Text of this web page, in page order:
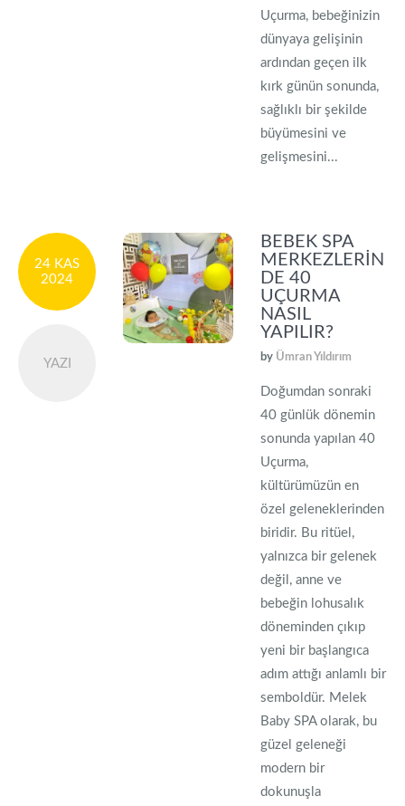
Uçurma, bebeğinizin
dünyaya gelişinin
ardından geçen ilk
kırk günün sonunda,
sağlıklı bir şekilde
büyümesini ve
gelişmesini...
24 KAS
2024
YAZI
BEBEK SPA
MERKEZLERIN
DE 40
UÇURMA
NASIL
YAPILIR?
by Ümran Yıldırım
Doğumdan sonraki
40 günlük dönemin
sonunda yapılan 40
Uçurma,
kültürümüzün en
özel geleneklerinden
biridir. Bu ritüel,
yalnızca bir gelenek
değil, anne ve
bebeğin lohusalık
döneminden çıkıp
yeni bir başlangıca
adım attığı anlamlı bir
semboldür. Melek
Baby SPA olarak, bu
güzel geleneği
modern bir
dokunuşla